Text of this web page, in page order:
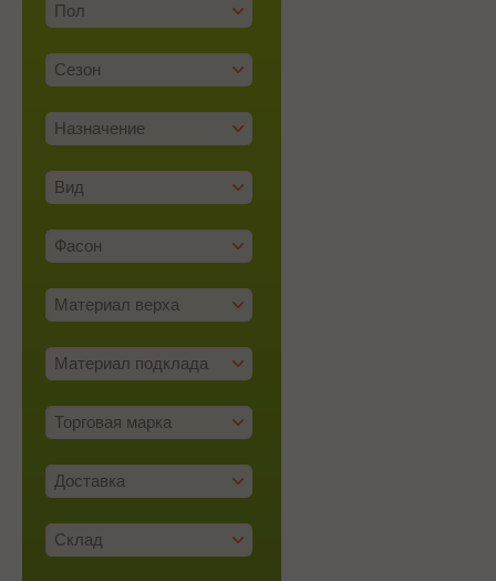
Пол
Сезон
Назначение
Вид
Фасон
Материал верха
Материал подклада
Торговая марка
Доставка
Склад